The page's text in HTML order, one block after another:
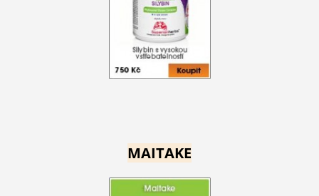
MAITAKE